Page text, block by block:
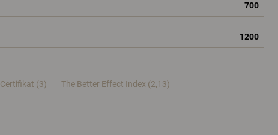
700
1200
Certifikat (3) The Better Effect Index (2,13)